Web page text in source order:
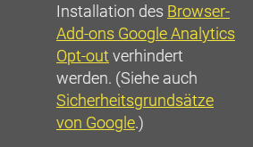
Installation des Browser-
Add-ons Google Analytics
Opt-out verhindert
werden. (Siehe auch
Sicherheitsgrundsätze
von Google.)